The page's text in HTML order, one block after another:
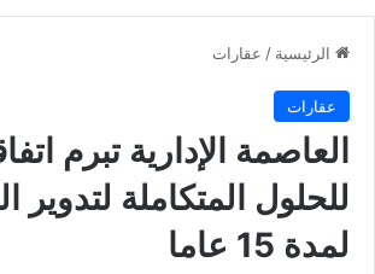
الرئيسية / عقارات
عقارات
العاصمة الإدارية تبرم
للحلول المتكاملة لتدوير
لمدة 15 عاما